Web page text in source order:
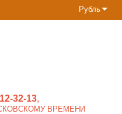
Рубль
32-13
ВРЕМЕНИ